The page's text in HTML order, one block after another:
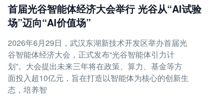
首届光谷智能体经济大会举行 光谷从“AI试验
场”迈向“AI价值场”
2026年6月29日，武汉东湖新技术开发区举办首届光
谷智能体经济大会，正式发布“光谷智能体引力计
划”。大会提出未来三年将在政策、算力、基金等方
面投入超10亿元，旨在打造以智能体为核心的创新生
态，培养智